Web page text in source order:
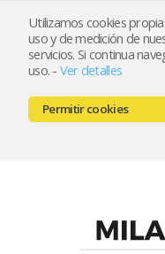
Utilizamos cookies
uso y de medición de
servicios. Si continua
uso. - Ver detalles
Permitir cookies
Registrarse